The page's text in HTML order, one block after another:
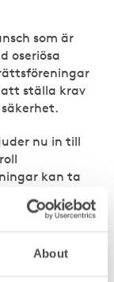
About
som är
oseriösa
ställa krav
nu in till
kan ta